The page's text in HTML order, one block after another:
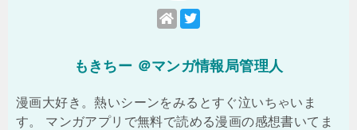
もきちー ＠マンガ情報局管理人
漫画大好き。熱いシーンをみるとすぐ泣いちゃいま
す。 マンガアプリで無料で読める漫画の感想書いてま